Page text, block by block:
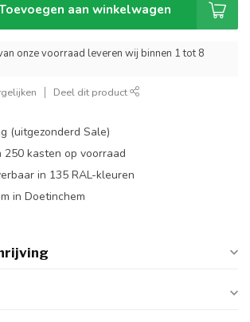
aan winkelwagen
onze voorraad leveren wij binnen 1 tot 8
Deel dit product
(uitgezonderd Sale)
kasten op voorraad
in 135 RAL-kleuren
in Doetinchem